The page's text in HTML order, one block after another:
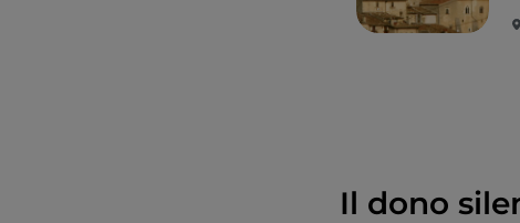
Il dono